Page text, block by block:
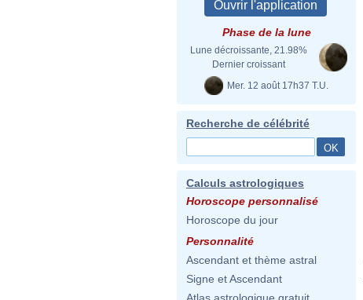
Phase de la lune
Lune décroissante, 21.98%
Dernier croissant
Mer. 12 août 17h37 T.U.
Recherche de célébrité
Calculs astrologiques
Horoscope personnalisé
Horoscope du jour
Personnalité
Ascendant et thème astral
Signe et Ascendant